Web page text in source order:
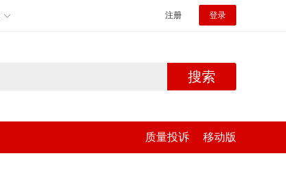
注册 登录
搜索
质量投诉 移动版